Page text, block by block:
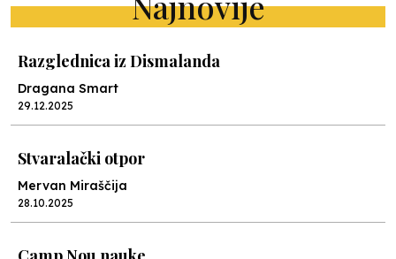
Razglednica iz Dismalanda
Dragana Smart
29.12.2025
Stvaralački otpor
Mervan Miraščija
28.10.2025